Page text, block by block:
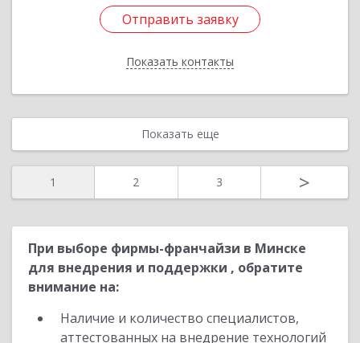
Отправить заявку
Показать контакты
Отправить заявку
Назад
Показать еще
1 2 3 >
При выборе фирмы-франчайзи в Минске
для внедрения и поддержки , обратите
внимание на:
Наличие и количество специалистов,
аттестованных на внедрение технологий